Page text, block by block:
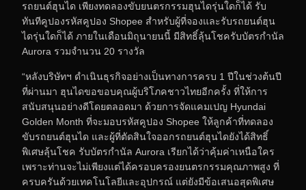
รถยนต์ฮุนได เพียงทดลองขับยนตรกรรมฮุนไดรุ่นใดก็ได้ รับ
ทันทีคูปองรหัสคูปอง Shopee สำหรับผู้ที่จองและรับรถยนต์ฮุน
ไดรุ่นใดก็ได้ ภายในเดือนมิถุนายนนี้ มีสิทธิ์ลุ้นโชครับบัตรกำนัล
Aurora รวมจำนวน 20 รางวัล
“หลังบริษัทฯ ดำเนินธุรกิจอย่างเป็นทางการครบ 1 ปีในช่วงต้นปี
ที่ผ่านมา ฮุนไดขอขอบคุณผู้บริโภคชาวไทยอีกครั้ง ที่ให้การ
สนับสนุนอย่างดีโดยตลอดมา ด้วยการจัดแคมเปญ Hyundai
Golden Month ที่จะมอบรหัสคูปอง Shopee ให้ลูกค้าที่ทดลอง
ขับรถยนต์ฮุนได และผู้ที่ตัดสินใจออกรถยนต์ฮุนไดยังได้สิทธิ์
พิเศษลุ้นโชค รับบัตรกำนัล Aurora เรียกได้ว่าคุ้มค่าเหนือใคร
เพราะท่านจะไม่เพียงแต่ได้ครอบครองยนตรกรรมคุณภาพสูง ที่
ครบครันด้วยเทคโนโลยีและอุปกรณ์ แต่ยังมีข้อเสนอสุดพิเศษ